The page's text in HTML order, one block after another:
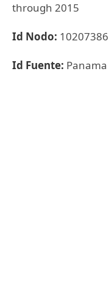
through 2015
Id Nodo: 10207386
Id Fuente: